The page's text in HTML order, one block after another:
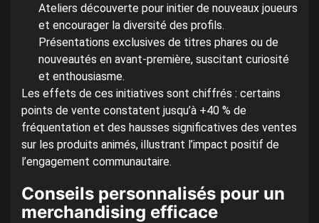
Ateliers découverte pour initier de nouveaux joueurs
et encourager la diversité des profils.
Présentations exclusives de titres phares ou de
nouveautés en avant-première, suscitant curiosité
et enthousiasme.
Les effets de ces initiatives sont chiffrés : certains
points de vente constatent jusqu’à +40 % de
fréquentation et des hausses significatives des ventes
sur les produits animés, illustrant l’impact positif de
l’engagement communautaire.
Conseils personnalisés pour un
merchandising efficace